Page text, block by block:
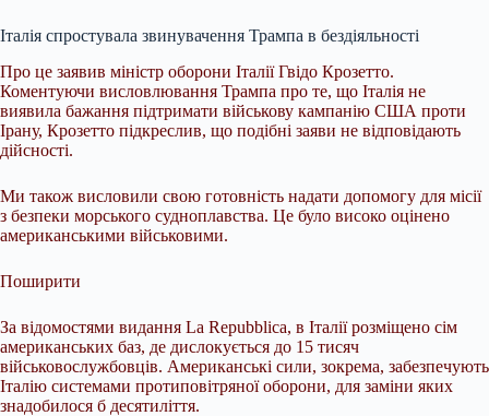
Італія спростувала звинувачення Трампа в бездіяльності
Про це заявив міністр оборони Італії Гвідо Крозетто.
Коментуючи висловлювання Трампа про те, що Італія не
виявила бажання підтримати військову кампанію США проти
Ірану, Крозетто підкреслив, що подібні заяви не відповідають
дійсності.
Ми також висловили свою готовність надати допомогу для місії
з безпеки морського судноплавства. Це було високо оцінено
американськими військовими.
Поширити
За відомостями видання La Repubblica, в Італії розміщено сім
американських баз, де дислокується до 15 тисяч
військовослужбовців. Американські сили, зокрема, забезпечують
Італію системами протиповітряної оборони, для заміни яких
знадобилося б десятиліття.